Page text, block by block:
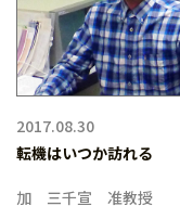
2017.08.30
転機はいつか訪れる
加 三千宣 准教授